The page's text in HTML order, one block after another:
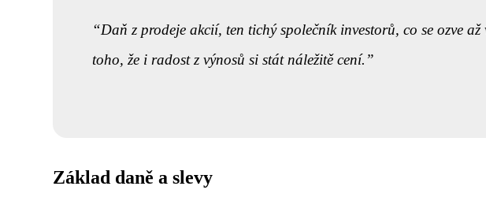
Daň z prodeje akcií, ten tichý společník investorů, co se ozve
toho, že i radost z výnosů si stát náležitě cení.
Základ daně a slevy